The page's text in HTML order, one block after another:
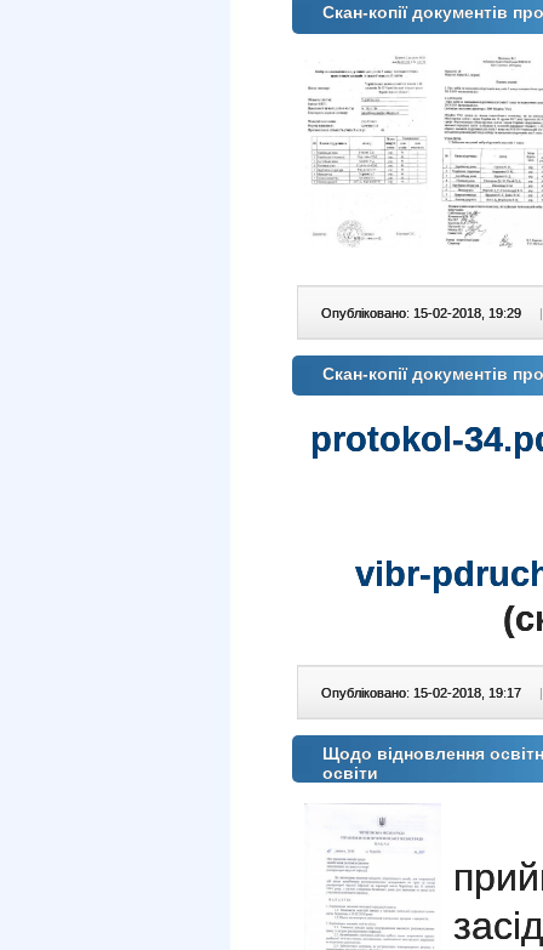
Скан-копії документів
Опубліковано: 15-02-2018, 19:29 |
Скан-копії документів
protokol-
vibr-
Опубліковано: 15-02-2018, 19:17 |
Щодо відновлення
освіти